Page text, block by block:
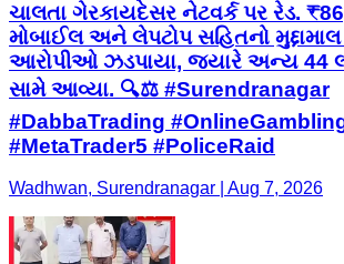
ચાલતા ગેરકાયદેસર નેટવર્ક પર રેડ.
મોબાઈલ અને લેપટોપ સહિતનો
આરોપીઓ ઝડપાયા, જ્યારે અન્ય 44
સામે આવ્યા. 🔍⚖️ #Surendranagar
#DabbaTrading
#MetaTrader5 #PoliceRaid
Wadhwan, Surendranagar | Aug 7, 2026